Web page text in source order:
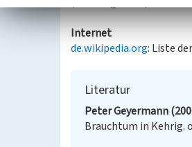
Internet
de.wikipedia.org: Liste
Literatur
Peter Geyermann
Brauchtum in Kehrig.